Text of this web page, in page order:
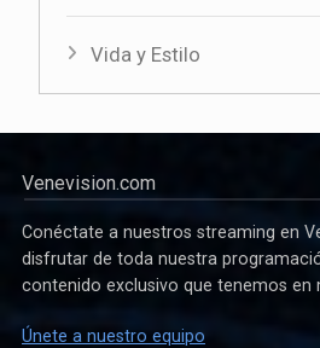
Vida y Estilo
Venevision.com
Conéctate a nuestros streaming en
disfrutar de toda nuestra
contenido exclusivo que tenemos en
Únete a nuestro equipo